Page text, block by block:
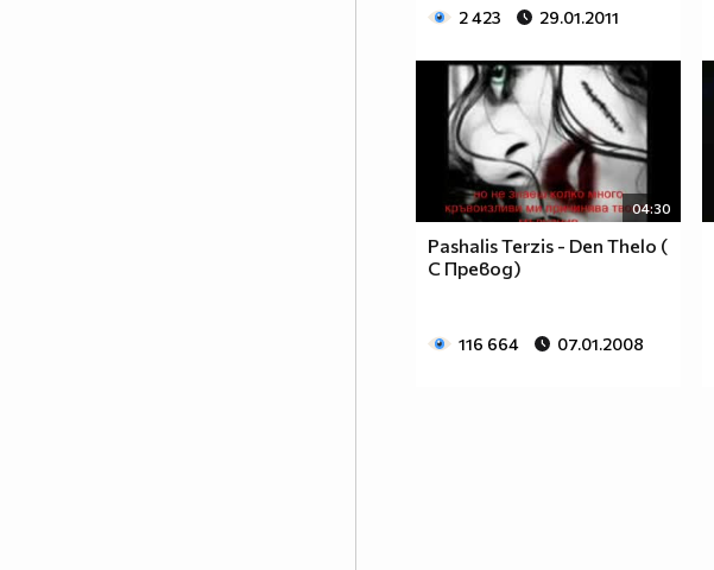
2 423 29.01.2011
04:30
Pashalis Terzis - Den Thelo (
С Превод)
116 664 07.01.2008